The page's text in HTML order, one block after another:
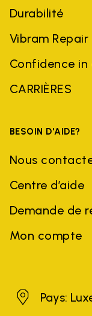
Durabilité
Vibram Repair
Confidence in
CARRIÈRES
BESOIN D'AIDE?
Nous
Centre d’aide
Demande de
Mon compte
Luxembourg
Pays: